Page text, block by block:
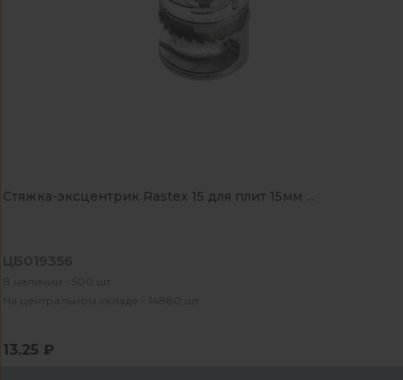
Стяжка-эксцентрик Rastex 15 для плит 15мм ...
ЦБ019356
В наличии - 500 шт
На центральном складе - 14880 шт
13.25 ₽